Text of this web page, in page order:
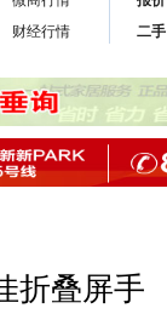
财经行情
二手
折叠屏手